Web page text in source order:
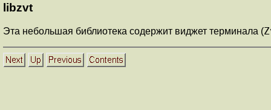
libzvt
Эта небольшая библиотека содержит виджет терминала (